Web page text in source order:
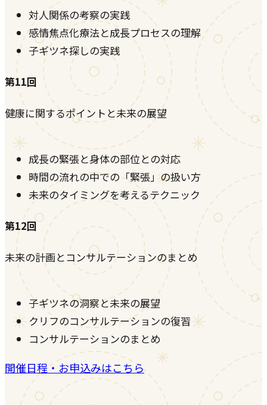
対人関係の考察の実践
感情焦点化療法と成長プロセスの理解
子ギツネ探しの実践
第11回
健康に関するポイントと未来の展望
成長の緊張と身体の部位との対応
時間の流れの中での「緊張」の扱い方
未来のタイミングを考えるテクニック
第12回
未来の計画とコンサルテーションのまとめ
子ギツネの洞察と未来の展望
クリフのコンサルテーションの復習
コンサルテーションのまとめ
開催日程・お申込みはこちら